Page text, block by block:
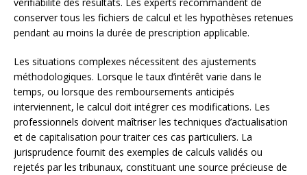
conserver tous les fichiers de calcul et les hypothèses retenues
pendant au moins la durée de prescription applicable.
Les situations complexes nécessitent des ajustements
méthodologiques. Lorsque le taux d’intérêt varie dans le
temps, ou lorsque des remboursements anticipés
interviennent, le calcul doit intégrer ces modifications. Les
professionnels doivent maîtriser les techniques d’actualisation
et de capitalisation pour traiter ces cas particuliers. La
jurisprudence fournit des exemples de calculs validés ou
rejetés par les tribunaux, constituant une source précieuse de